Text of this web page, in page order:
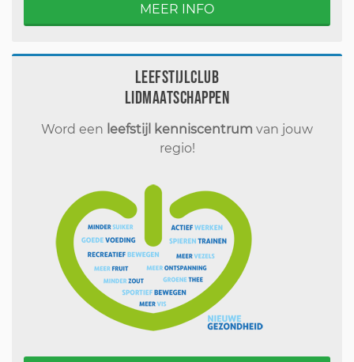
MEER INFO
Leefstijlclub
Lidmaatschappen
Word een leefstijl kenniscentrum van jouw
regio!